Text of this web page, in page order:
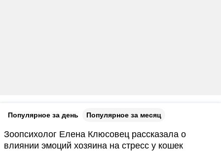
Популярное за день Популярное за месяц
Зоопсихолог Елена Клюсовец рассказала о
влиянии эмоций хозяина на стресс у кошек